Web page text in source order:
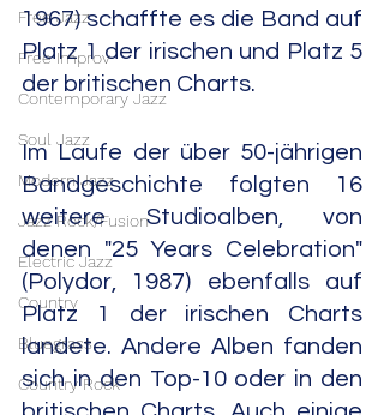
Free Jazz
Free Improv
Contemporary Jazz
Soul Jazz
Modern Jazz
Jazz Rock/Fusion
Electric Jazz
Country
Bluegrass
Country Rock
1967) schaffte es die Band auf
Platz 1 der irischen und Platz 5
der britischen Charts.
Im Laufe der über 50-jährigen
Bandgeschichte folgten 16
weitere Studioalben, von
denen "25 Years Celebration"
(Polydor, 1987) ebenfalls auf
Platz 1 der irischen Charts
landete. Andere Alben fanden
sich in den Top-10 oder in den